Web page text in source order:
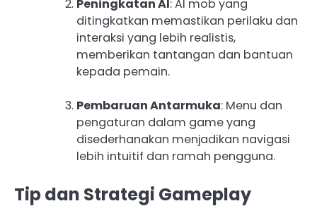
Peningkatan AI: AI mob yang
ditingkatkan memastikan perilaku dan
interaksi yang lebih realistis,
memberikan tantangan dan bantuan
kepada pemain.
Pembaruan Antarmuka: Menu dan
pengaturan dalam game yang
disederhanakan menjadikan navigasi
lebih intuitif dan ramah pengguna.
Tip dan Strategi Gameplay